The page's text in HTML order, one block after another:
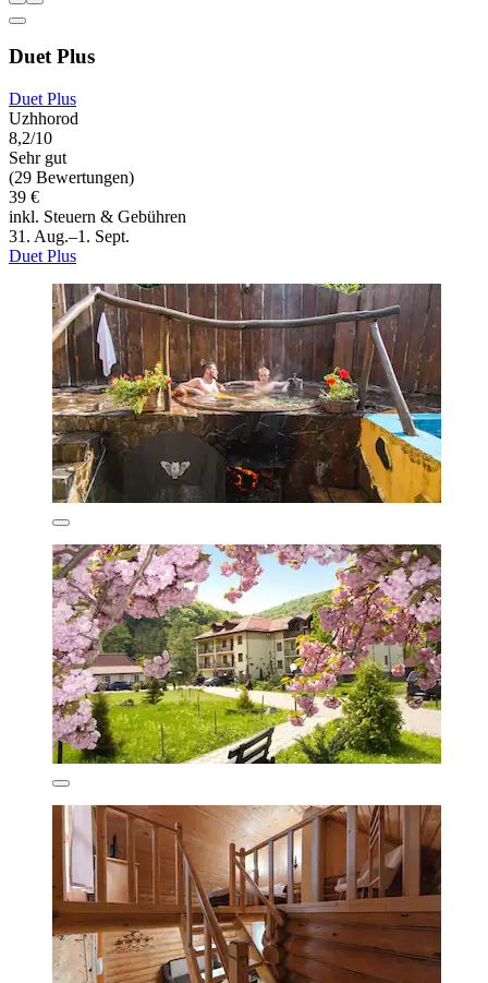
Duet Plus
Duet Plus
Uzhhorod
8,2/10
Sehr gut
(29 Bewertungen)
39 €
inkl. Steuern & Gebühren
31. Aug.–1. Sept.
Duet Plus